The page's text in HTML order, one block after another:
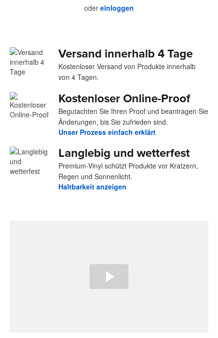
oder einloggen
Versand innerhalb 4 Tage
Kostenloser Versand von Produkte innerhalb
von 4 Tagen.
Kostenloser Online-Proof
Begutachten Sie Ihren Proof und beantragen Sie
Änderungen, bis Sie zufrieden sind.
Unser Prozess einfach erklärt
Langlebig und wetterfest
Premium-Vinyl schützt Produkte vor Kratzern,
Regen und Sonnenlicht.
Haltbarkeit anzeigen